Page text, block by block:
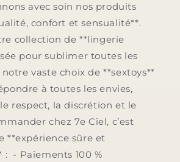
avec soin nos produits
confort et sensualité**.
collection de **lingerie
pour sublimer toutes les
vaste choix de **sextoys**
à toutes les envies,
respect, la discrétion et le
chez 7e Ciel, c’est
**expérience sûre et
: - Paiements 100 %